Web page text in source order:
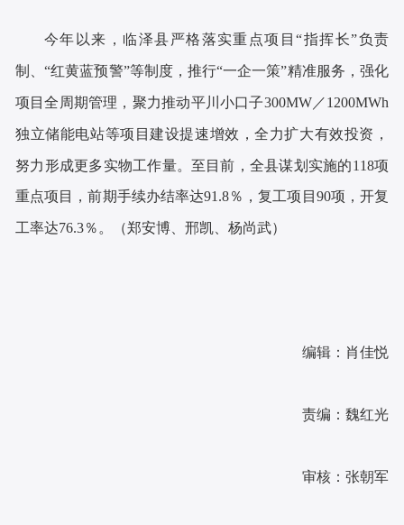
今年以来，临泽县严格落实重点项目“指挥长”负责
制、“红黄蓝预警”等制度，推行“一企一策”精准服务，强化
项目全周期管理，聚力推动平川小口子300MW／1200MWh
独立储能电站等项目建设提速增效，全力扩大有效投资，
努力形成更多实物工作量。至目前，全县谋划实施的118项
重点项目，前期手续办结率达91.8％，复工项目90项，开复
工率达76.3％。（郑安博、邢凯、杨尚武）
编辑：肖佳悦
责编：魏红光
审核：张朝军